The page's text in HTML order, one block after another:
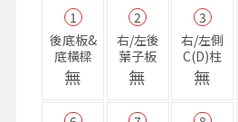
1
後底板&
底橫樑
無
2
右/左後
葉子板
無
3
右/左側
C(D)柱
無